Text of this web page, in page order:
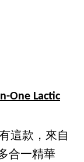
One Lactic
這款，來自
合一精華